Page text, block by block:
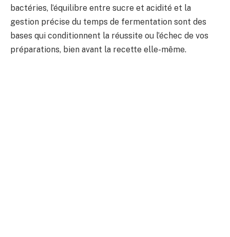
bactéries, l’équilibre entre sucre et acidité et la
gestion précise du temps de fermentation sont des
bases qui conditionnent la réussite ou l’échec de vos
préparations, bien avant la recette elle-même.